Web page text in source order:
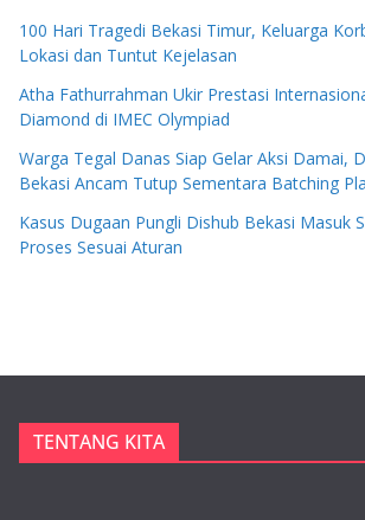
100 Hari Tragedi Bekasi Timur, Keluarga
Lokasi dan Tuntut Kejelasan
Atha Fathurrahman Ukir Prestasi
Diamond di IMEC Olympiad
Warga Tegal Danas Siap Gelar Aksi Damai,
Bekasi Ancam Tutup Sementara Batching
Kasus Dugaan Pungli Dishub Bekasi Masuk
Proses Sesuai Aturan
TENTANG KITA